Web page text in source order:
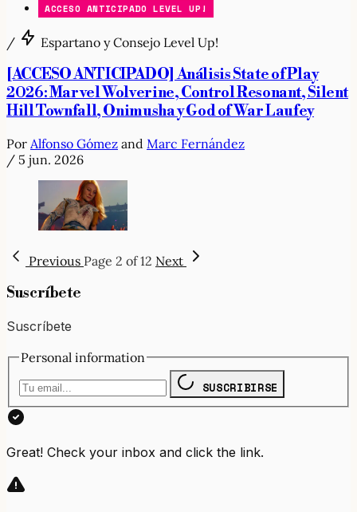
ACCESO ANTICIPADO LEVEL UP!
/ Espartano y Consejo Level Up!
[ACCESO ANTICIPADO] Análisis State of Play
2026: Marvel Wolverine, Control Resonant, Silent
Hill Townfall, Onimusha y God of War Laufey
Por Alfonso Gómez and Marc Fernández
/ 5 jun. 2026
Previous Page 2 of 12 Next
Suscríbete
Suscríbete
Personal information
SUSCRIBIRSE
Great! Check your inbox and click the link.